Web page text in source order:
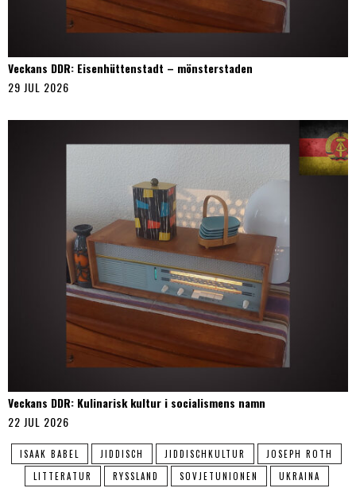
Veckans DDR: Eisenhüttenstadt – mönsterstaden
29 JUL 2026
Veckans DDR: Kulinarisk kultur i socialismens namn
22 JUL 2026
ISAAK BABEL JIDDISCH JIDDISCHKULTUR
JOSEPH ROTH
LITTERATUR
RYSSLAND SOVJETUNIONEN UKRAINA